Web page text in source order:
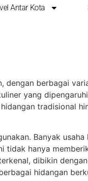
Antar Kota
berbagai
yang
tradisional
Banyak
hanya
dibikin
hidangan